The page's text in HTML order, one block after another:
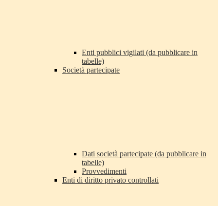
Enti pubblici vigilati (da pubblicare in
tabelle)
Società partecipate
Dati società partecipate (da pubblicare in
tabelle)
Provvedimenti
Enti di diritto privato controllati